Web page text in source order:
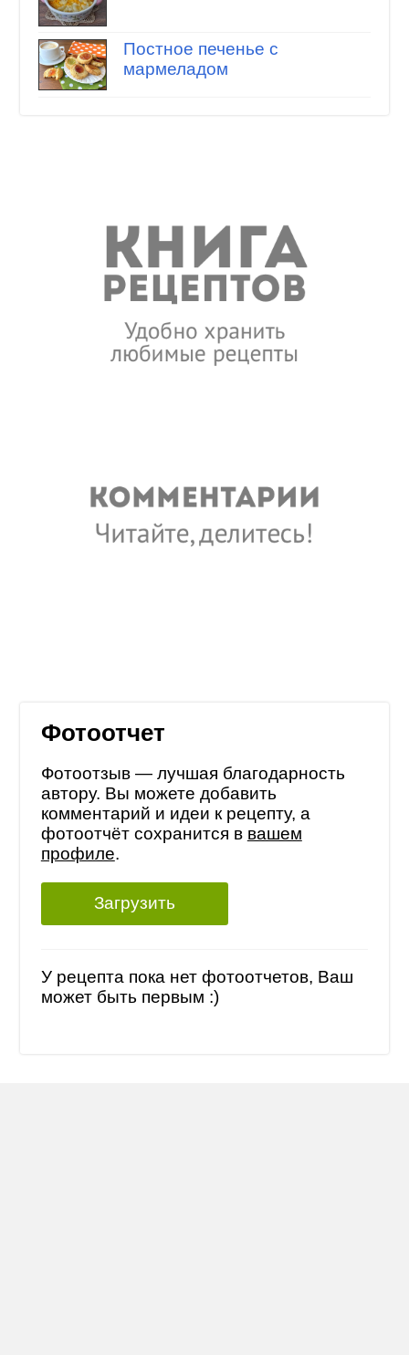
Постное печенье с
мармеладом
Фотоотчет
Фотоотзыв — лучшая благодарность
автору. Вы можете добавить
комментарий и идеи к рецепту, а
фотоотчёт сохранится в вашем
профиле.
Загрузить
У рецепта пока нет фотоотчетов, Ваш
может быть первым :)